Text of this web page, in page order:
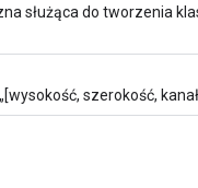
służąca do tworzenia
szerokość,